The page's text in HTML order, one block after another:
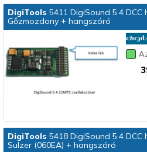
DigiTools 5411 DigiSound 5.4
Gőzmozdony + hangszóró
DigiTools 5418 DigiSound 5.4
Sulzer (060EA) + hangszóró